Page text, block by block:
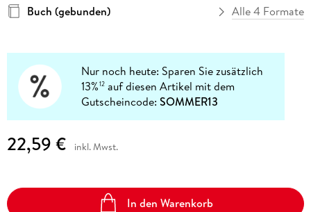
Buch (gebunden)
Alle 4 Formate
Nur noch heute: Sparen Sie zusätzlich
13%12 auf diesen Artikel mit dem
Gutscheincode:SOMMER13
22,59 € inkl. Mwst.
In den Warenkorb